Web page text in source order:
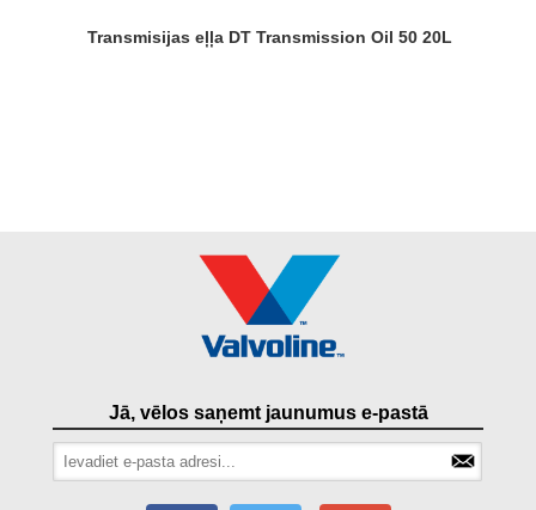
Transmisijas eļļa DT Transmission Oil 50 20L
Jā, vēlos saņemt jaunumus e-pastā